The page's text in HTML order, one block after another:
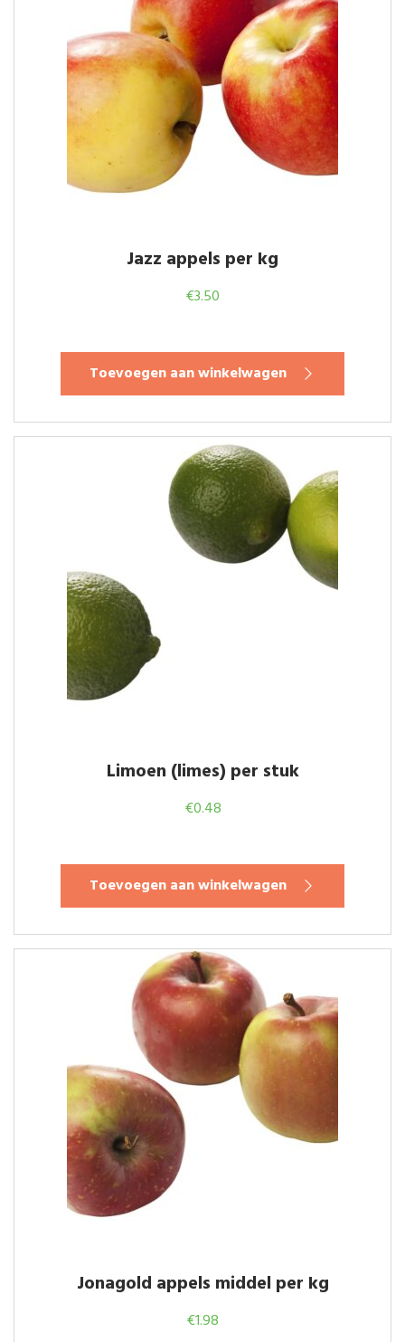
Jazz appels per kg
€3.50
Toevoegen aan winkelwagen
Limoen (limes) per stuk
€0.48
Toevoegen aan winkelwagen
Jonagold appels middel per kg
€1.98